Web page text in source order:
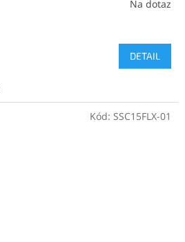
Na dotaz
DETAIL
Kód: SSC15FLX-01